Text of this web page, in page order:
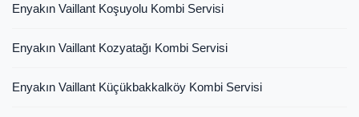
Enyakın Vaillant Koşuyolu Kombi Servisi
Enyakın Vaillant Kozyatağı Kombi Servisi
Enyakın Vaillant Küçükbakkalköy Kombi Servisi